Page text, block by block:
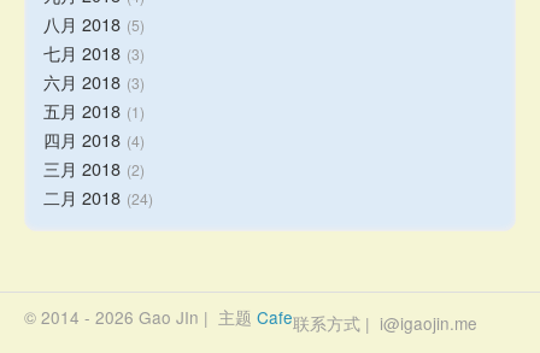
八月 2018 5
七月 2018 3
六月 2018 3
五月 2018 1
四月 2018 4
三月 2018 2
二月 2018 24
© 2014 - 2026 Gao JIn | 主题 Cafe联系方式 | i@igaojin.me